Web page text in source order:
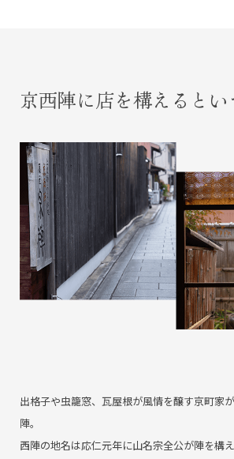
京西陣に店を構えるとい
出格子や虫籠窓、瓦屋根が風情を醸す京町家
陣。
西陣の地名は応仁元年に山名宗全公が陣を構